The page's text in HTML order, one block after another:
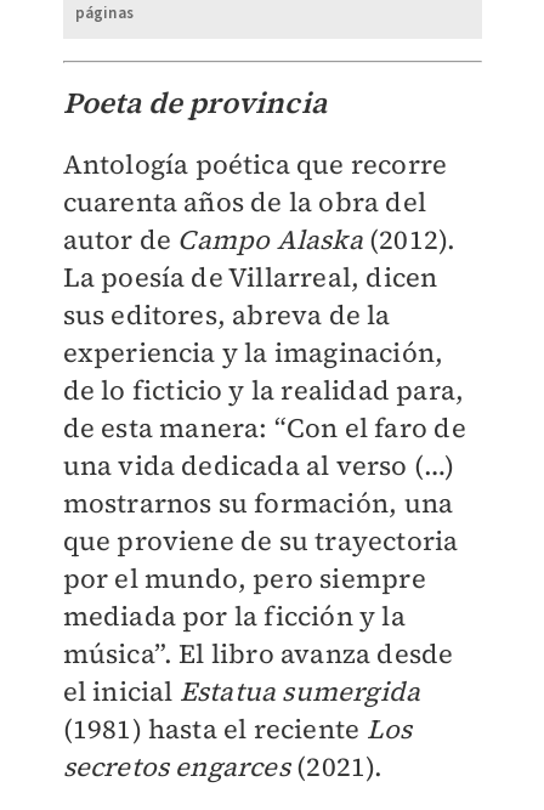
páginas
Poeta de provincia
Antología poética que recorre
cuarenta años de la obra del
autor de Campo Alaska(2012).
La poesía de Villarreal, dicen
sus editores, abreva de la
experiencia y la imaginación,
de lo ficticio y la realidad para,
de esta manera: “Con el faro de
una vida dedicada al verso (…)
mostrarnos su formación, una
que proviene de su trayectoria
por el mundo, pero siempre
mediada por la ficción y la
música”. El libro avanza desde
el inicial Estatua sumergida
(1981) hasta el reciente Los
secretos engarces(2021).